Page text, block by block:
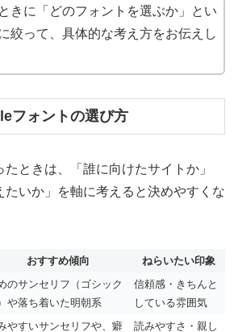
きに「どのフォントを選ぶか」とい
絞って、具体的な考え方をお伝えし
フォントの選び方
ときは、「誰に向けたサイトか」
たいか」を軸に考えると決めやすくな
おすすめ傾向
ねらいたい印象
のサンセリフ（ゴシック
や落ち着いた明朝系
信頼感・きちんと
している雰囲気
やすいサンセリフや、癖
読みやすさ・親し